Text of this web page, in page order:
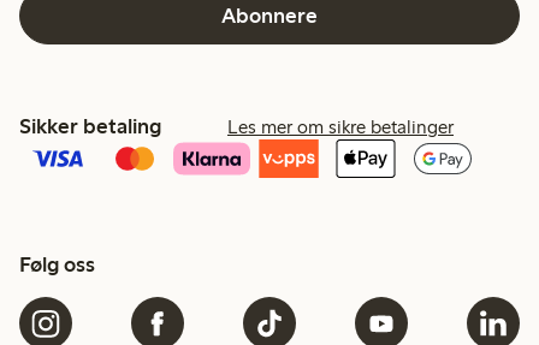
Abonnere
Sikker betaling Les mer om sikre betalinger
Følg oss